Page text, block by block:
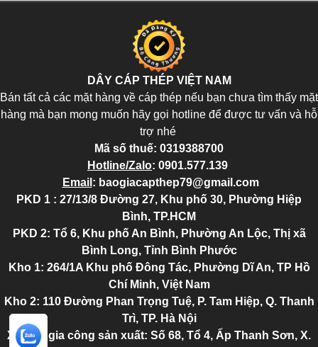
DÂY CÁP THÉP VIỆT NAM
Bán tất cả các mặt hàng về cáp thép nếu bạn chưa tìm thấy mặt
hàng mà bạn mong muốn hãy gọi hotline để được tư vấn và hỗ
trợ nhé
Mã số thuế: 0319388700
Hotline/Zalo: 0901.577.139
Email : baogiacapthep79@gmail.com
PKD 1 : 27/13/8 Đường 27, Khu phố 30, Phường Hiệp
Bình, TP.HCM
PKD 2: Tổ 6, Khu phố An Bình, Phường An Lộc, Thị xã
Bình Long, Tỉnh Bình Phước
Kho 1: 264/1A Khu phố Đông Tác, Phường Dĩ An, TP Hồ
Chí Minh, Việt Nam
Kho 2: 110 Đường Phan Trọng Tuệ, P. Tam Hiệp, Q. Thanh
Trì, TP. Hà Nội
Xưởng gia công sản xuất: Số 68, Tổ 4, Ấp Thanh Sơn, X.